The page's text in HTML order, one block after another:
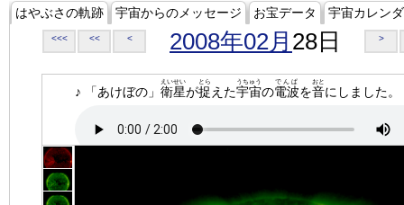
はやぶさの軌跡 宇宙からのメッセージ お宝データ 宇宙カレン
<<< << < 2008年02月 28日 >
♪ 「あけぼの」 衛星
えいせい
が捉
とら
えた宇宙
うちゅう
の電波
でんぱ
を音
おと
にしました。